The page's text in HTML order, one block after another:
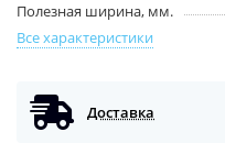
Полезная ширина, мм.
Все характеристики
Доставка